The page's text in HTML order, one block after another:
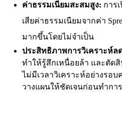
ค่าธรรมเนียมสะสมสูง: การ
เสียค่าธรรมเนียมจากค่า
มากขึ้นโดยไม่จำเป็น
ประสิทธิภาพการวิเคราะห์ล
ทำให้รู้สึกเหนื่อยล้า และตัด
ไม่มีเวลาวิเคราะห์อย่างรอ
วางแผนให้ชัดเจนก่อนทำการ